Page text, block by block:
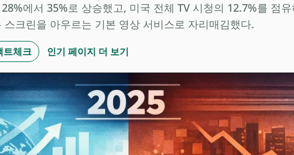
에서 35%로 상승했고, 미국 전체 TV 시청의 12.7%를 점
크린을 아우르는 기본 영상 서비스로 자리매김했다.
체크 인기 페이지 더 보기